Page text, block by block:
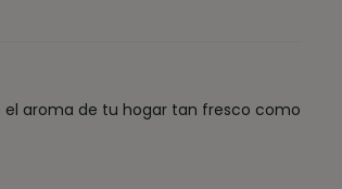
el aroma de tu hogar tan fresco como